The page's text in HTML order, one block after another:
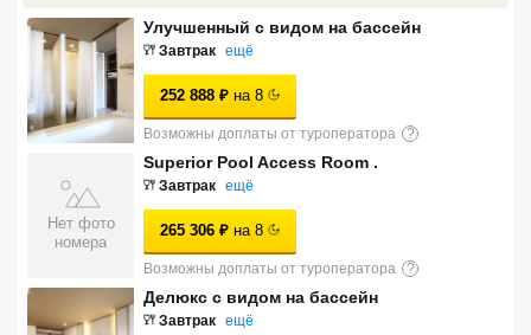
Улучшенный с видом на бассейн
Завтрак ещё
252 888 ₽ на 8
Возможны доплаты от туроператора ?
Нет фото
номера
Superior Pool Access Room .
Завтрак ещё
265 306 ₽ на 8
Возможны доплаты от туроператора ?
Делюкс с видом на бассейн
Завтрак ещё
Недорогие отели 4*
Лучшие отели 3* звезды
Недорогие отели 3*
звезды
Сетевые отели Турции
Сетевые отели Египта